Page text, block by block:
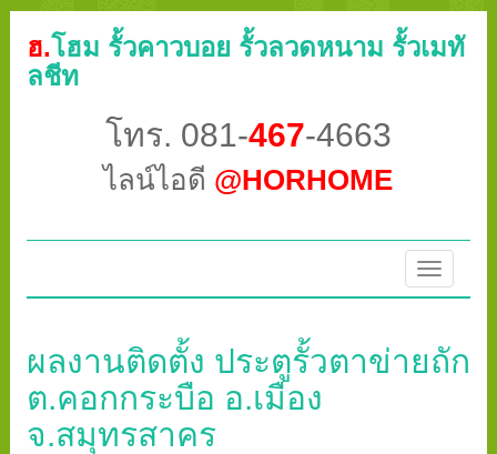
ฮ.โฮม รั้วคาวบอย รั้วลวดหนาม รั้วเมทั
ลชีท
โทร. 081-467-4663
ไลน์ไอดี @HORHOME
Toggle
ผลงานติดตั้ง ประตูรั้วตาข่ายถัก
ต.คอกกระบือ อ.เมือง
จ.สมุทรสาคร